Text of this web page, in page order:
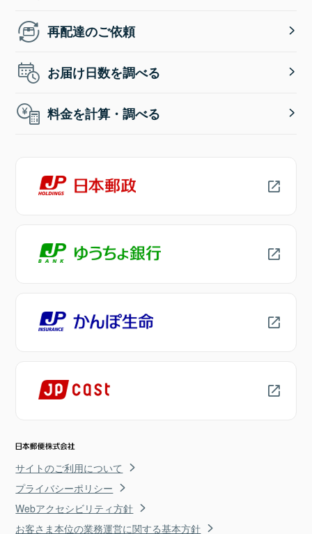
再配達のご依頼
お届け日数を調べる
料金を計算・調べる
サイトのご利用について
プライバシーポリシー
Webアクセシビリティ方針
お客さま本位の業務運営に関する基本方針